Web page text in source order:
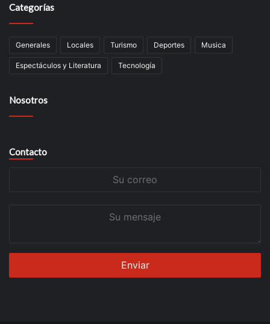
Categorías
Generales Locales Turismo Deportes Musica
Espectáculos y Literatura Tecnología
Nosotros
Contacto